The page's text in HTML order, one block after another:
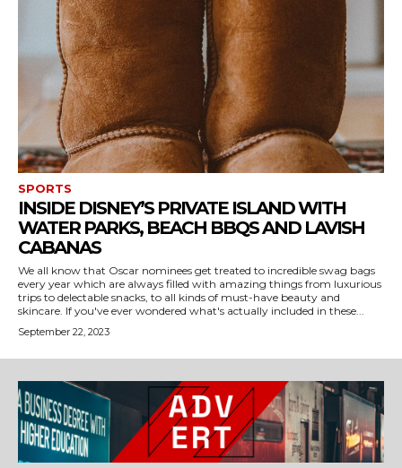
SPORTS
INSIDE DISNEY’S PRIVATE ISLAND WITH
WATER PARKS, BEACH BBQS AND LAVISH
CABANAS
We all know that Oscar nominees get treated to incredible swag bags
every year which are always filled with amazing things from luxurious
trips to delectable snacks, to all kinds of must-have beauty and
skincare. If you've ever wondered what's actually included in these...
September 22, 2023